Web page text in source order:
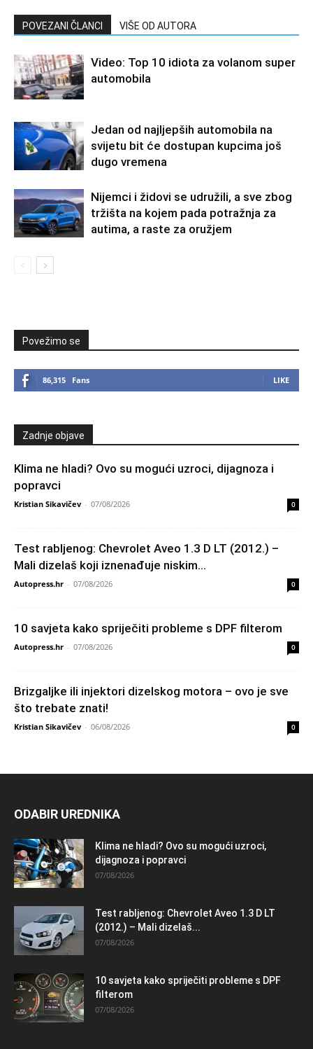
POVEZANI ČLANCI VIŠE OD AUTORA
Video: Top 10 idiota za volanom super
automobila
Jedan od najljepših automobila na
svijetu bit će dostupan kupcima još
dugo vremena
Nijemci i židovi se udružili, a sve zbog
tržišta na kojem pada potražnja za
autima, a raste za oružjem
Povežimo se
86,315 Fans LIKE
Zadnje objave
Klima ne hladi? Ovo su mogući uzroci, dijagnoza i
popravci
Kristian Sikavičev - 07/08/2026 0
Test rabljenog: Chevrolet Aveo 1.3 D LT (2012.) –
Mali dizelaš koji iznenađuje niskim...
Autopress.hr - 07/08/2026 0
10 savjeta kako spriječiti probleme s DPF filterom
Autopress.hr - 07/08/2026 0
Brizgaljke ili injektori dizelskog motora – ovo je sve
što trebate znati!
Kristian Sikavičev - 06/08/2026 0
ODABIR UREDNIKA
Klima ne hladi? Ovo su mogući uzroci,
dijagnoza i popravci
07/08/2026
Test rabljenog: Chevrolet Aveo 1.3 D LT
(2012.) – Mali dizelaš...
07/08/2026
10 savjeta kako spriječiti probleme s DPF
filterom
07/08/2026